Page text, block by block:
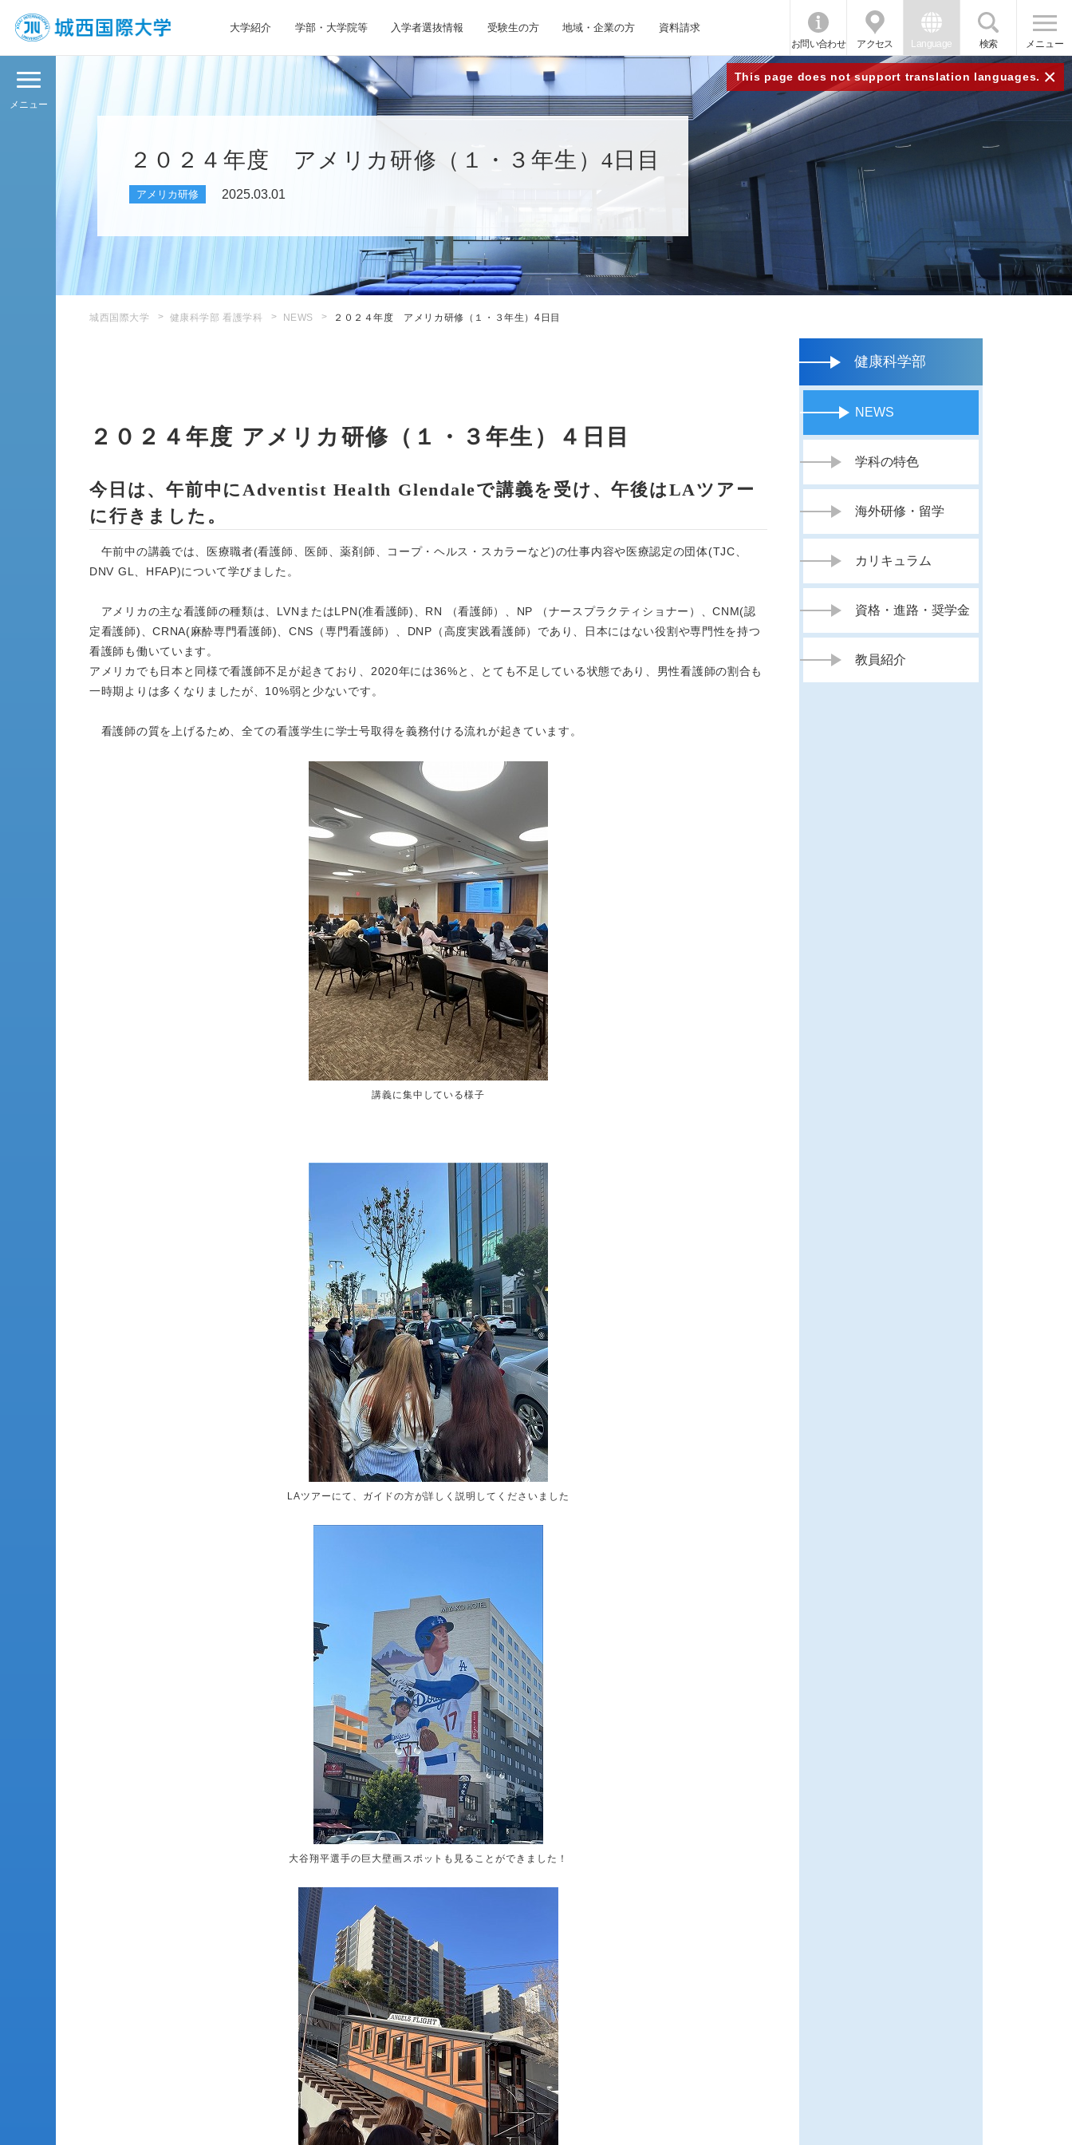
大学紹介 学部・大学院等 入学者選抜情報 受験生の方 地域・企業の方 資料請求
お問い合わせ アクセス Language 検索 メニュー
This page does not support translation languages. ×
メニュー
２０２４年度 アメリカ研修（１・３年生）4日目
アメリカ研修 2025.03.01
城西国際大学 健康科学部 看護学科 NEWS ２０２４年度 アメリカ研修（１・３年生）4日目
２０２４年度 アメリカ研修（１・３年生）４日目
今日は、午前中にAdventist Health Glendaleで講義を受け、午後はLAツアー
に行きました。
午前中の講義では、医療職者(看護師、医師、薬剤師、コープ・ヘルス・スカラーなど)の仕事内容や医療認定の団体(TJC、
DNV GL、HFAP)について学びました。
アメリカの主な看護師の種類は、LVNまたはLPN(准看護師)、RN （看護師）、NP （ナースプラクティショナー）、CNM(認
定看護師)、CRNA(麻酔専門看護師)、CNS（専門看護師）、DNP（高度実践看護師）であり、日本にはない役割や専門性を持つ
看護師も働いています。
アメリカでも日本と同様で看護師不足が起きており、2020年には36%と、とても不足している状態であり、男性看護師の割合も
一時期よりは多くなりましたが、10%弱と少ないです。
看護師の質を上げるため、全ての看護学生に学士号取得を義務付ける流れが起きています。
講義に集中している様子
LAツアーにて、ガイドの方が詳しく説明してくださいました
大谷翔平選手の巨大壁画スポットも見ることができました！
健康科学部
NEWS
学科の特色
海外研修・留学
カリキュラム
資格・進路・奨学金
教員紹介